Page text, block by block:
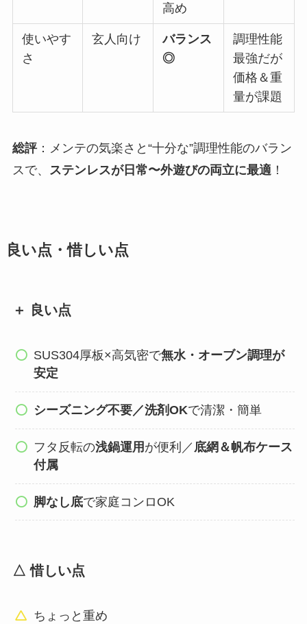
高め
使いやす
さ
玄人向け
バランス
◎
調理性能
最強だが
価格＆重
量が課題
総評：メンテの気楽さと“十分な”調理性能のバラン
スで、
ステンレスが日常〜外遊びの両立に最適 ！
良い点・惜しい点
＋ 良い点
SUS304厚板×高気密で無水・オーブン調理が
安定
シーズニング不要／洗剤OKで清潔・簡単
フタ反転の浅鍋運用 が便利／ 底網＆帆布ケース
付属
脚なし底で家庭コンロOK
△ 惜しい点
ちょっと重め